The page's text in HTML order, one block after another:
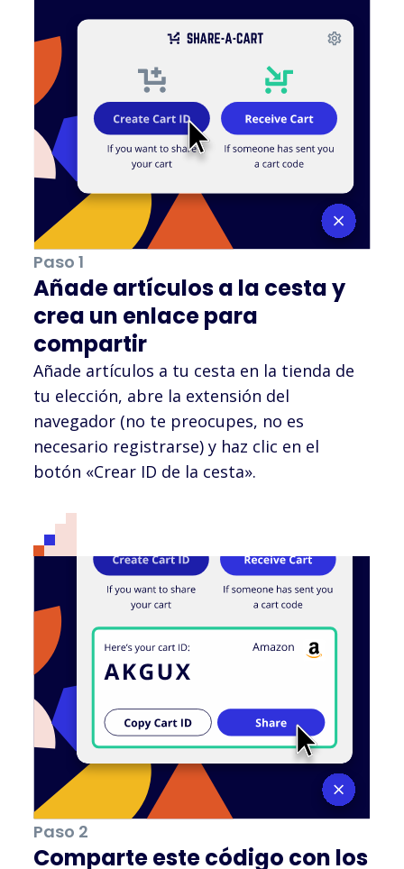
Paso 1
Añade artículos a la cesta y
crea un enlace para
compartir
Añade artículos a tu cesta en la tienda de
tu elección, abre la extensión del
navegador (no te preocupes, no es
necesario registrarse) y haz clic en el
botón «Crear ID de la cesta».
Paso 2
Comparte este código con los